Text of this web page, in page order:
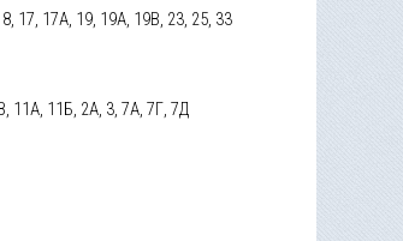
17, 17А, 19, 19А, 19В, 23, 25, 33
11А, 11Б, 2А, 3, 7А, 7Г, 7Д